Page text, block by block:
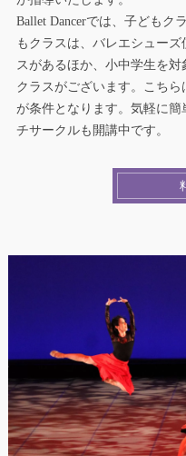
Ballet Dancerでは、子どもク
もクラスは、バレエシュー
スがあるほか、小中学生を
クラスがございます。こち
が条件となります。気軽に
チサークルも開講中です。